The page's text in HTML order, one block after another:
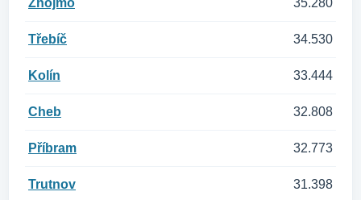
Znojmo 35.280
Třebíč 34.530
Kolín 33.444
Cheb 32.808
Příbram 32.773
Trutnov 31.398